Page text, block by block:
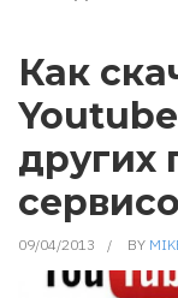
Как
других
09/04/2013 BY